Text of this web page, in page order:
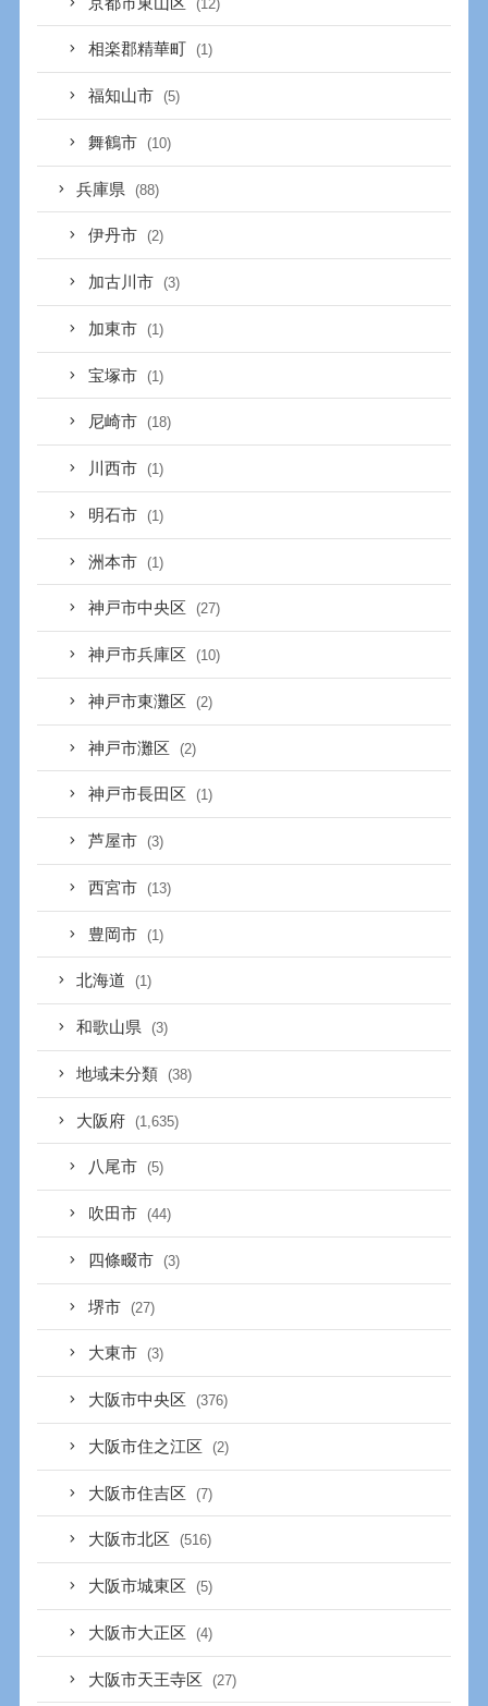
(12)
相楽郡精華町 (1)
福知山市 (5)
舞鶴市 (10)
兵庫県 (88)
伊丹市 (2)
加古川市 (3)
加東市 (1)
宝塚市 (1)
尼崎市 (18)
川西市 (1)
明石市 (1)
洲本市 (1)
神戸市中央区 (27)
神戸市兵庫区 (10)
神戸市東灘区 (2)
神戸市灘区 (2)
神戸市長田区 (1)
芦屋市 (3)
西宮市 (13)
豊岡市 (1)
北海道 (1)
和歌山県 (3)
地域未分類 (38)
大阪府 (1,635)
八尾市 (5)
吹田市 (44)
四條畷市 (3)
堺市 (27)
大東市 (3)
大阪市中央区 (376)
大阪市住之江区 (2)
大阪市住吉区 (7)
大阪市北区 (516)
大阪市城東区 (5)
大阪市大正区 (4)
大阪市天王寺区 (27)